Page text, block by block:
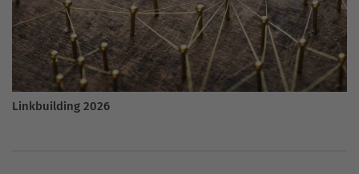
Linkbuilding 2026